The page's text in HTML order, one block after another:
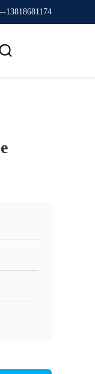
13818681174